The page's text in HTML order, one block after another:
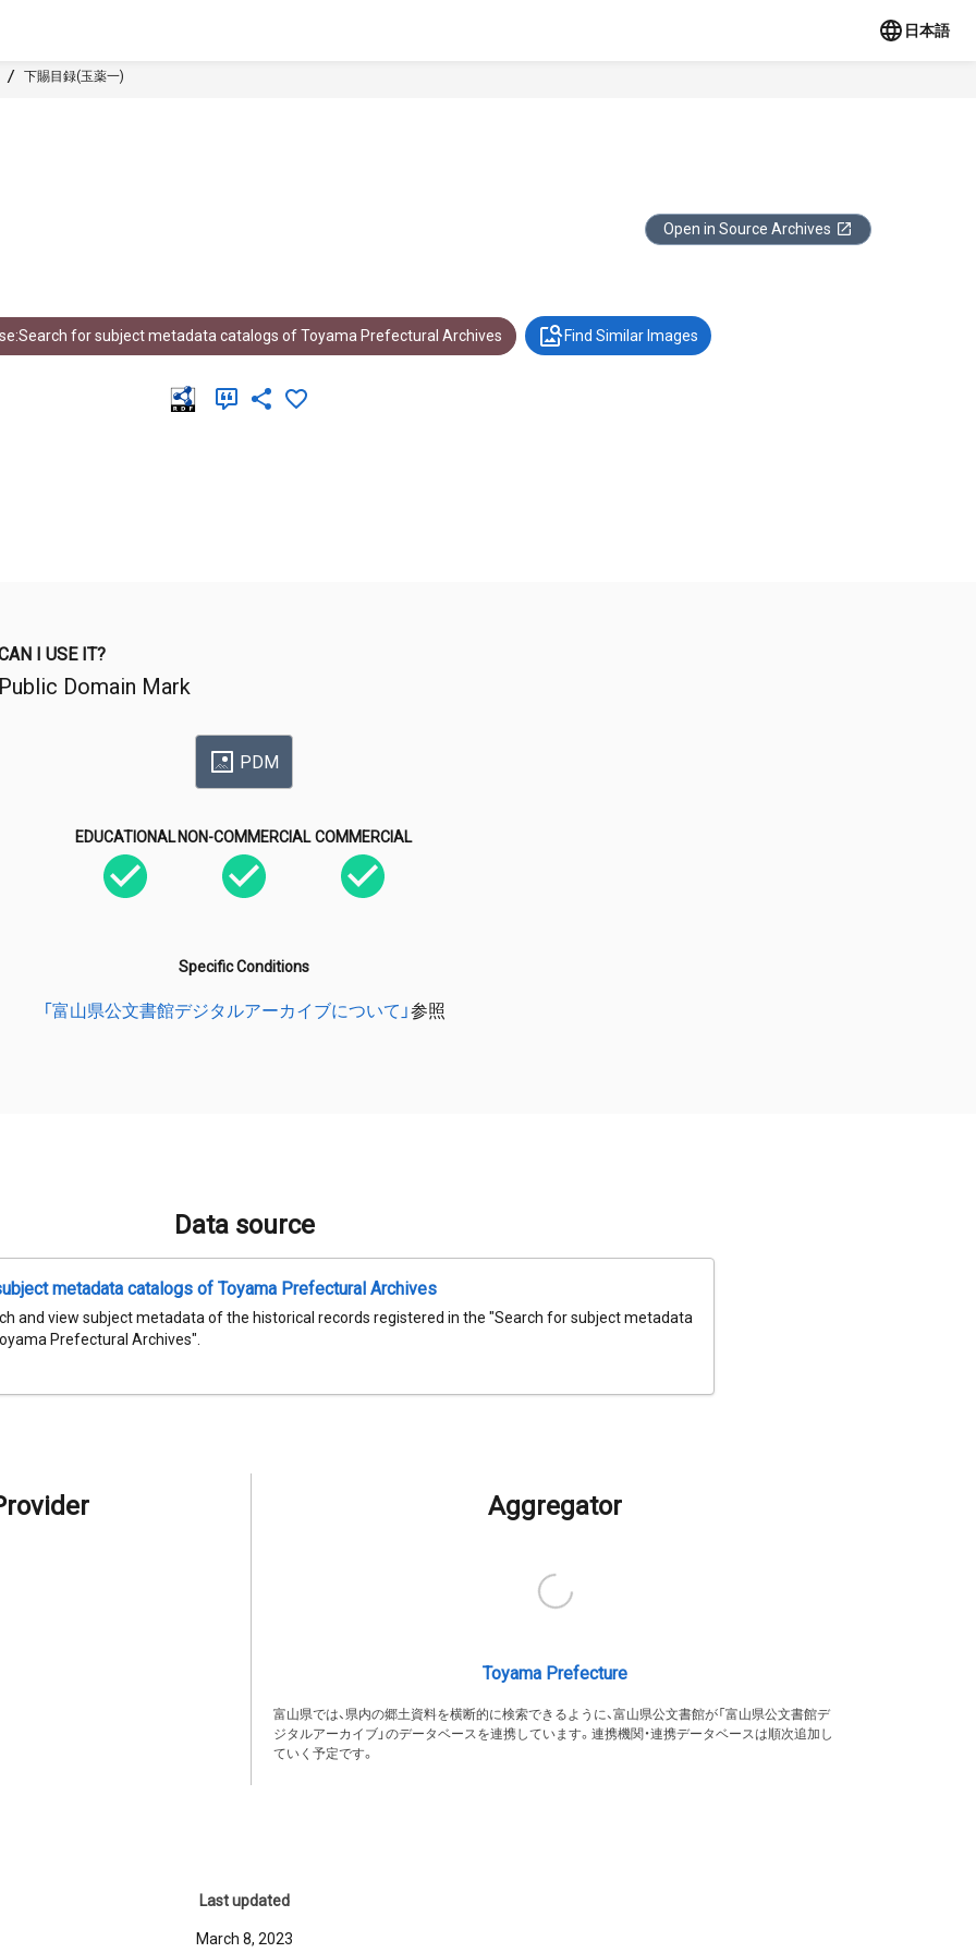
日本語
下賜目録(玉薬一)
Open in Source Archives
for subject metadata catalogs of Toyama Prefectural Archives Find Similar Images
I USE IT?
Public Domain Mark
PDM
EDUCATIONAL NON-COMMERCIAL COMMERCIAL
Specific Conditions
「富山県公文書館デジタルアーカイブについて」参照
Data source
metadata catalogs of Toyama Prefectural Archives
and view subject metadata of the historical records registered in the "Search for subject metadata
Prefectural Archives".
Aggregator
Toyama Prefecture
富山県では、県内の郷土資料を横断的に検索できるように、富山県公文書館が「富山県公文書館デ
ジタルアーカイブ」のデータベースを連携しています。連携機関・連携データベースは順次追加し
ていく予定です。
Last updated
March 8, 2023